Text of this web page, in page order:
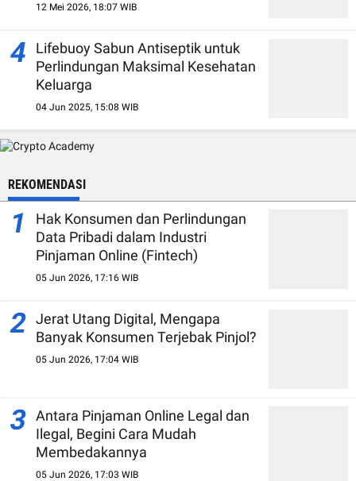
12 Mei 2026, 18:07 WIB
4
Lifebuoy Sabun Antiseptik untuk
Perlindungan Maksimal Kesehatan
Keluarga
04 Jun 2025, 15:08 WIB
REKOMENDASI
1
Hak Konsumen dan Perlindungan
Data Pribadi dalam Industri
Pinjaman Online (Fintech)
05 Jun 2026, 17:16 WIB
2 Jerat Utang Digital, Mengapa
Banyak Konsumen Terjebak Pinjol?
05 Jun 2026, 17:04 WIB
3 Antara Pinjaman Online Legal dan
Ilegal, Begini Cara Mudah
Membedakannya
05 Jun 2026, 17:03 WIB